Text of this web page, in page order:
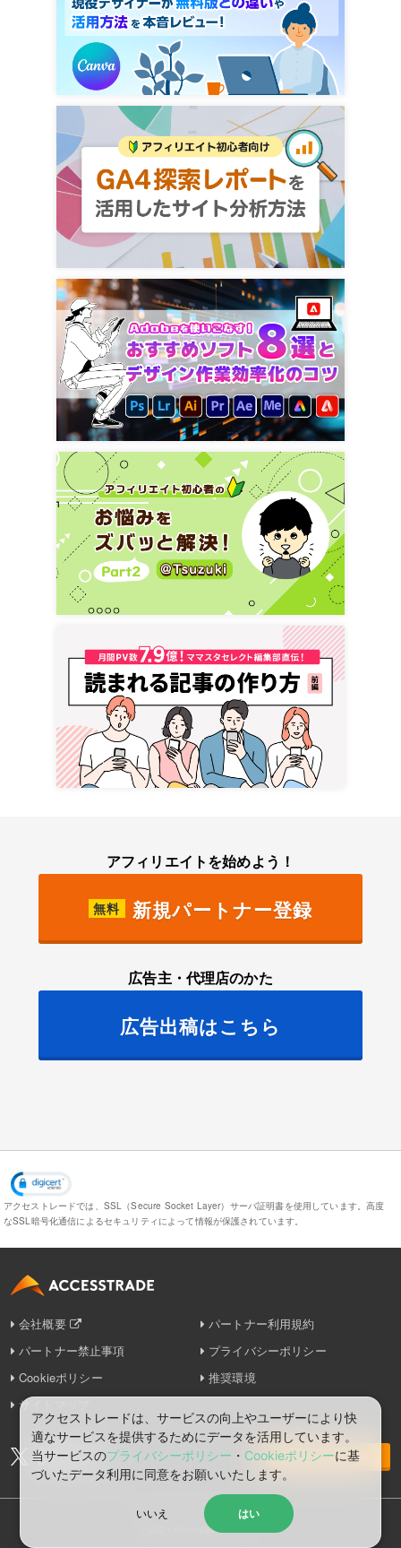
アフィリエイトを始めよう！
無料 新規パートナー登録
広告主・代理店のかた
広告出稿はこちら
アクセストレードでは、SSL（Secure Socket Layer）サーバ証明書を使用しています。高度
なSSL暗号化通信によるセキュリティによって情報が保護されています。
会社概要
パートナー利用規約
パートナー禁止事項
プライバシーポリシー
Cookieポリシー
推奨環境
サイトマップ
お問い合わせ
© 2021 Interspace Co., Ltd.
アクセストレードは、サービスの向上やユーザーにより快
適なサービスを提供するためにデータを活用しています。
当サービスのプライバシーポリシー ・ Cookieポリシーに基
づいたデータ利⽤に同意をお願いいたします。
いいえ はい